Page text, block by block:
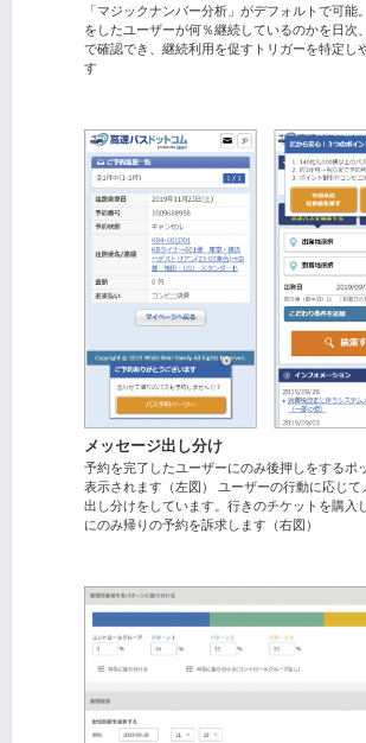
「マジックナンバー分析」がデフォルトで可能
をしたユーザーが何％継続しているのかを日次
で確認でき、継続利用を促すトリガーを特定し
す
メッセージ出し分け
予約を完了したユーザーにのみ後押しをするポ
表示されます（左図） ユーザーの行動に応じて
出し分けをしています。行きのチケットを購入
にのみ帰りの予約を訴求します（右図）